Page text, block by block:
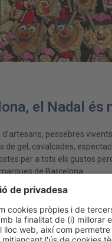
el Nadal és
d’artesans, pessebres
de gel, cavalcades,
per a tots els gustos
de Barcelona.